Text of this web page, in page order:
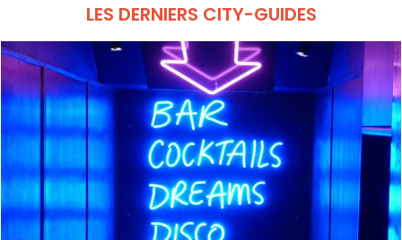
LES DERNIERS CITY-GUIDES